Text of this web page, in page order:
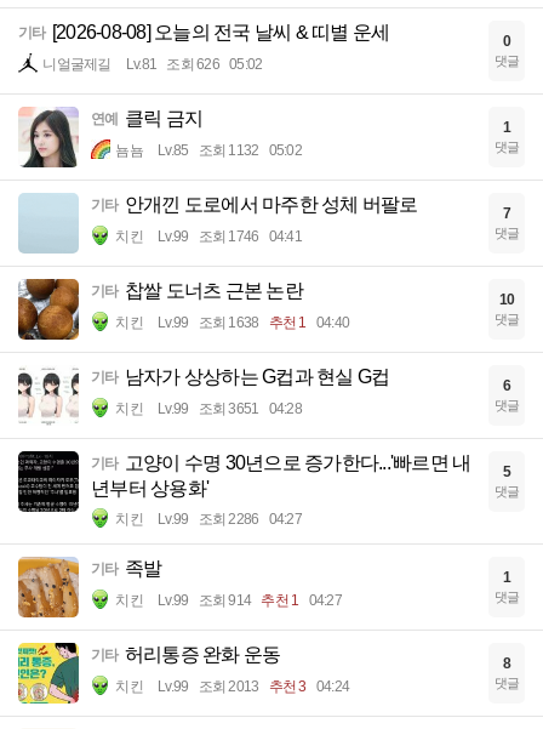
기타 [2026-08-08] 오늘의 전국 날씨 & 띠별 운세
니얼굴제길 Lv.81 조회 626 05:02
0
댓글
연예 클릭 금지
뇸뇸 Lv.85 조회 1132 05:02
1
댓글
기타 안개낀 도로에서 마주한 성체 버팔로
치킨 Lv.99 조회 1746 04:41
7
댓글
기타 찹쌀 도너츠 근본 논란
치킨 Lv.99 조회 1638 추천 1 04:40
10
댓글
기타 남자가 상상하는 G컵과 현실 G컵
치킨 Lv.99 조회 3651 04:28
6
댓글
기타 고양이 수명 30년으로 증가한다...'빠르면 내
년부터 상용화'
치킨 Lv.99 조회 2286 04:27
5
댓글
기타 족발
치킨 Lv.99 조회 914 추천 1 04:27
1
댓글
기타 허리통증 완화 운동
치킨 Lv.99 조회 2013 추천 3 04:24
8
댓글